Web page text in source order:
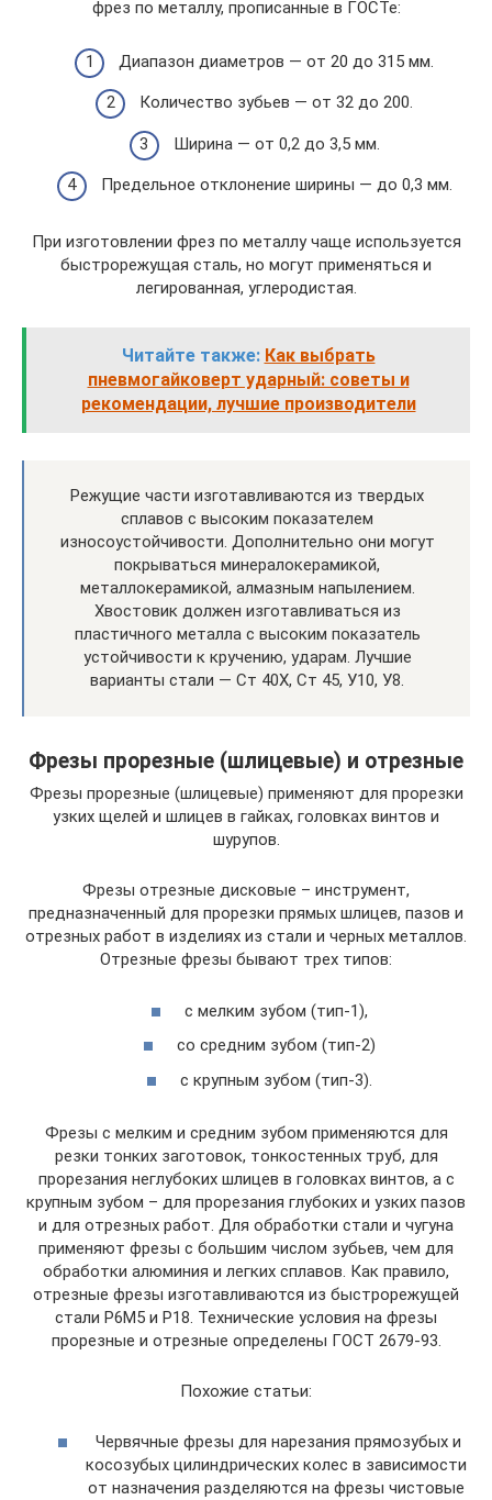
фрез по металлу, прописанные в ГОСТе:
Диапазон диаметров — от 20 до 315 мм.
Количество зубьев — от 32 до 200.
Ширина — от 0,2 до 3,5 мм.
Предельное отклонение ширины — до 0,3 мм.
При изготовлении фрез по металлу чаще используется
быстрорежущая сталь, но могут применяться и
легированная, углеродистая.
Читайте также: Как выбрать
пневмогайковерт ударный: советы и
рекомендации, лучшие производители
Режущие части изготавливаются из твердых
сплавов с высоким показателем
износоустойчивости. Дополнительно они могут
покрываться минералокерамикой,
металлокерамикой, алмазным напылением.
Хвостовик должен изготавливаться из
пластичного металла с высоким показатель
устойчивости к кручению, ударам. Лучшие
варианты стали — Ст 40Х, Ст 45, У10, У8.
Фрезы прорезные (шлицевые) и отрезные
Фрезы прорезные (шлицевые) применяют для прорезки
узких щелей и шлицев в гайках, головках винтов и
шурупов.
Фрезы отрезные дисковые – инструмент,
предназначенный для прорезки прямых шлицев, пазов и
отрезных работ в изделиях из стали и черных металлов.
Отрезные фрезы бывают трех типов:
с мелким зубом (тип-1),
со средним зубом (тип-2)
с крупным зубом (тип-3).
Фрезы с мелким и средним зубом применяются для
резки тонких заготовок, тонкостенных труб, для
прорезания неглубоких шлицев в головках винтов, а с
крупным зубом – для прорезания глубоких и узких пазов
и для отрезных работ. Для обработки стали и чугуна
применяют фрезы с большим числом зубьев, чем для
обработки алюминия и легких сплавов. Как правило,
отрезные фрезы изготавливаются из быстрорежущей
стали Р6М5 и Р18. Технические условия на фрезы
прорезные и отрезные определены ГОСТ 2679-93.
Похожие статьи:
Червячные фрезы для нарезания прямозубых и
косозубых цилиндрических колес в зависимости
от назначения разделяются на фрезы чистовые